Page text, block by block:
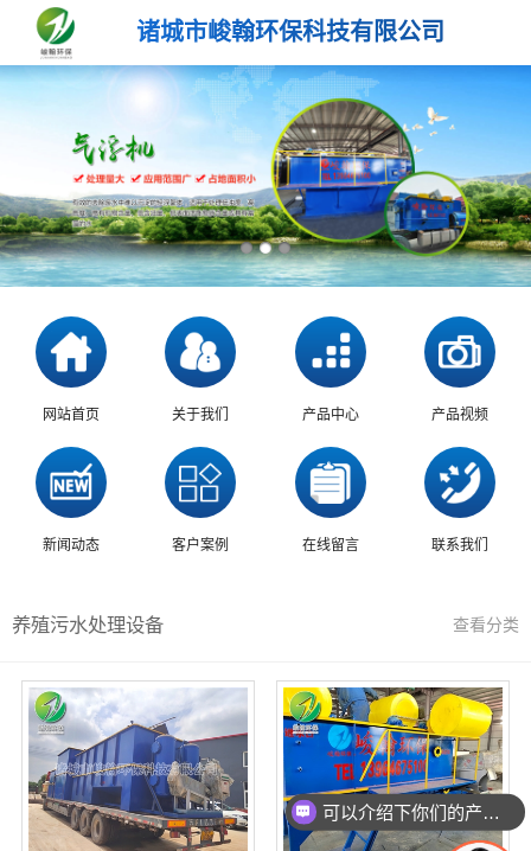
诸城市峻翰环保科技有限公司
网站首页 关于我们 产品中心 产品视频
新闻动态 客户案例 在线留言 联系我们
养殖污水处理设备 查看分类